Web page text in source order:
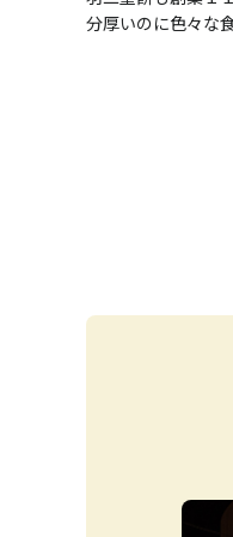
分厚いのに色々な